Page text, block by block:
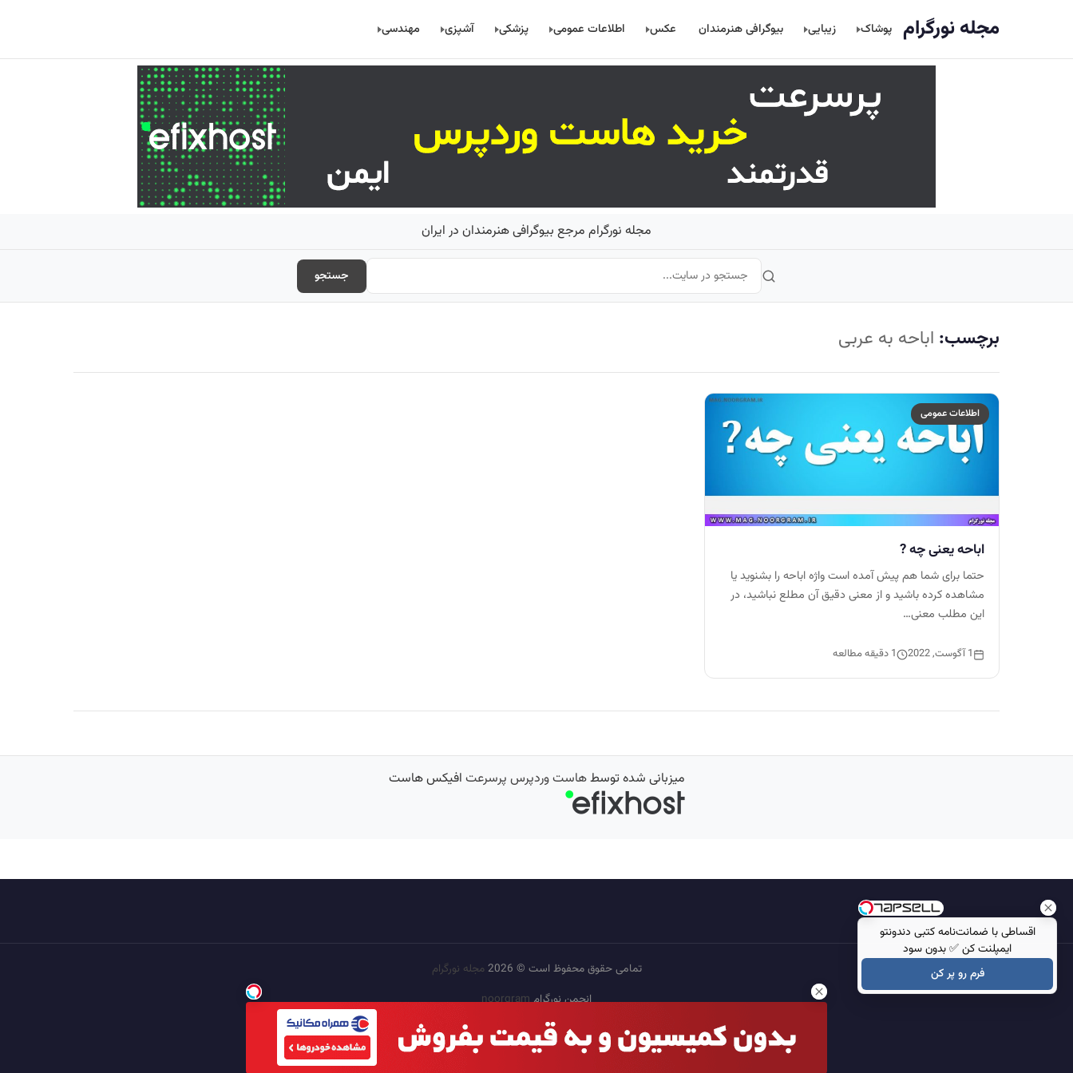
اقساطی با ضمانت‌نامه کتبی دندونتو
ایمپلنت کن ✅ بدون سود
فرم رو پر کن
مجله نورگرام پوشاک زیبایی بیوگرافی هنرمندان عکس اطلاعات عمومی پزشکی آشپزی مهندسی
مجله نورگرام مرجع بیوگرافی هنرمندان در ایران
جستجو
برچسب: اباحه به عربی
اطلاعات عمومی
اباحه یعنی چه ?
حتما برای شما هم پیش آمده است واژه اباحه را بشنوید یا
مشاهده کرده باشید و از معنی دقیق آن مطلع نباشید، در
این مطلب معنی…
1 آگوست, 2022 1 دقیقه مطالعه
میزبانی شده توسطهاست وردپرس پرسرعت افیکس هاست
تمامی حقوق محفوظ است © 2026
مجله نورگرام
انجمن نورگرامnoorgram
بانک عکس
سایت هم معنی